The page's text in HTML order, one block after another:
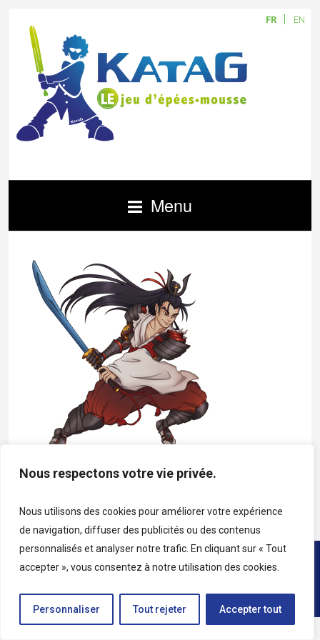
Nous respectons votre vie privée.
Nous utilisons des cookies pour améliorer votre expérience
de navigation, diffuser des publicités ou des contenus
personnalisés et analyser notre trafic. En cliquant sur « Tout
accepter », vous consentez à notre utilisation des cookies.
Personnaliser Tout rejeter Accepter tout
FR EN
Menu
Copyright © 2026 • Tous droits réservés • Katag